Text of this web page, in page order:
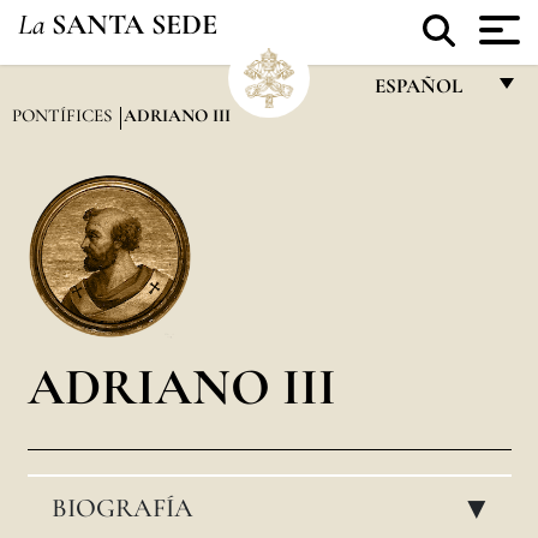
La SANTA SEDE
ESPAÑOL
PONTÍFICES ADRIANO III
ADRIANO III
BIOGRAFÍA ▸